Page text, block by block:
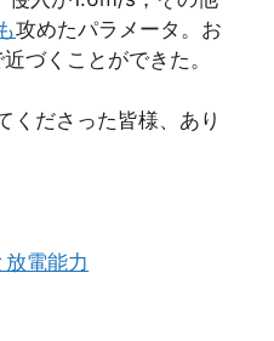
攻めたパラメータ。お
づくことができた。
くださった皆様、あり
電能力